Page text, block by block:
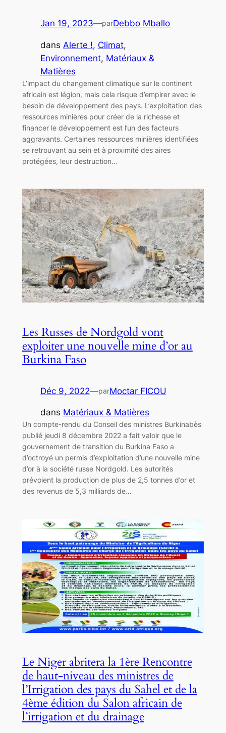
Jan 19, 2023—parDebbo Mballo
dans Alerte !, Climat
Environnement, Matériaux &
Matières
L’impact du changement climatique sur le continent
africain est légion, mais cela risque d’empirer avec le
besoin de développement des pays. L’exploitation des
ressources minières pour créer de la richesse et
financer le développement est l’un des facteurs
aggravants. Certaines ressources minières identifiées
se retrouvant au sein et à proximité des aires
protégées, leur destruction…
Les Russes de Nordgold vont
exploiter une nouvelle mine d’or au
Burkina Faso
Déc 9, 2022—parMoctar FICOU
dans Matériaux & Matières
Un compte-rendu du Conseil des ministres Burkinabès
publié jeudi 8 décembre 2022 a fait valoir que le
gouvernement de transition du Burkina Faso a
d’octroyé un permis d’exploitation d’une nouvelle mine
d’or à la société russe Nordgold. Les autorités
prévoient la production de plus de 2,5 tonnes d’or et
des revenus de 5,3 milliards de…
Le Niger abritera la 1ère Rencontre
de haut-niveau des ministres de
l’Irrigation des pays du Sahel et de la
4ème édition du Salon africain de
l’irrigation et du drainage